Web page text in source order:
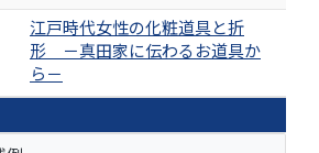
江戸時代女性の化粧道具と折
形 －真田家に伝わるお道具か
ら－